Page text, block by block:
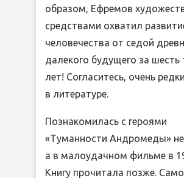
образом, Ефремов
средствами охватил
человечества от седой
далекого будущего за шесть
лет! Согласитесь, очень
в литературе.
Познакомилась с героями
«Туманности Андромеды» не
а в малоудачном фильме в
Книгу прочитала позже.